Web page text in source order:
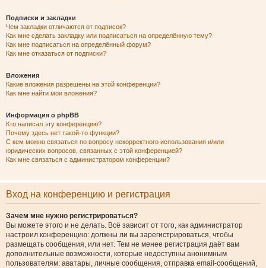
Подписки и закладки
Чем закладки отличаются от подписок?
Как мне сделать закладку или подписаться на определённую тему?
Как мне подписаться на определённый форум?
Как мне отказаться от подписки?
Вложения
Какие вложения разрешены на этой конференции?
Как мне найти мои вложения?
Информация о phpBB
Кто написал эту конференцию?
Почему здесь нет такой-то функции?
С кем можно связаться по вопросу некорректного использования и/или
юридических вопросов, связанных с этой конференцией?
Как мне связаться с администратором конференции?
Вход на конференцию и регистрация
Зачем мне нужно регистрироваться?
Вы можете этого и не делать. Всё зависит от того, как администратор
настроил конференцию: должны ли вы зарегистрироваться, чтобы
размещать сообщения, или нет. Тем не менее регистрация даёт вам
дополнительные возможности, которые недоступны анонимным
пользователям: аватары, личные сообщения, отправка email-сообщений,